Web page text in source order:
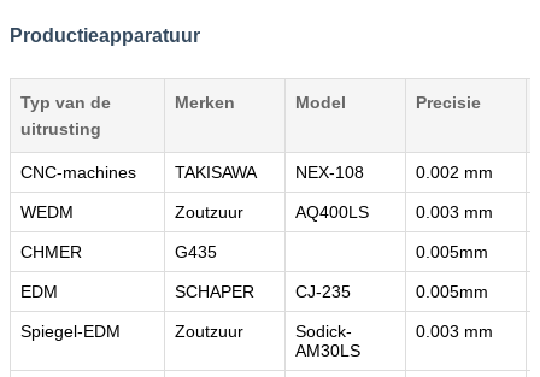
Productieapparatuur
Typ van de
uitrusting
Merken Model Precisie
CNC-machines TAKISAWA NEX-108 0.002 mm
WEDM Zoutzuur AQ400LS 0.003 mm
CHMER G435 0.005mm
EDM SCHAPER CJ-235 0.005mm
Spiegel-EDM Zoutzuur
Sodick-
AM30LS
0.003 mm